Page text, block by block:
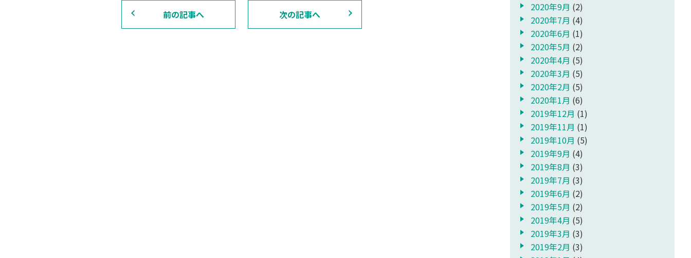
前の記事へ 次の記事へ
2020年9月 (2)
2020年7月 (4)
2020年6月 (1)
2020年5月 (2)
2020年4月 (5)
2020年3月 (5)
2020年2月 (5)
2020年1月 (6)
2019年12月 (1)
2019年11月 (1)
2019年10月 (5)
2019年9月 (4)
2019年8月 (3)
2019年7月 (3)
2019年6月 (2)
2019年5月 (2)
2019年4月 (5)
2019年3月 (3)
2019年2月 (3)